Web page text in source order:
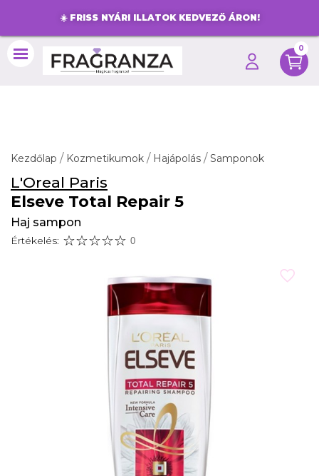
☀️ FRISS NYÁRI ILLATOK KEDVEZŐ ÁRON!
0
Kezdőlap Kozmetikumok Hajápolás Samponok
L'Oreal Paris
Elseve Total Repair 5
Haj sampon
Értékelés: 0